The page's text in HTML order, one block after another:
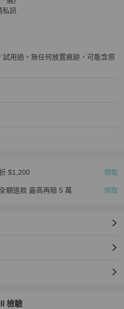
訊
試用過。無任何放置痕跡，可能含原
$1,200 領取
額退款 最高再賠 5 萬 領取
檢驗